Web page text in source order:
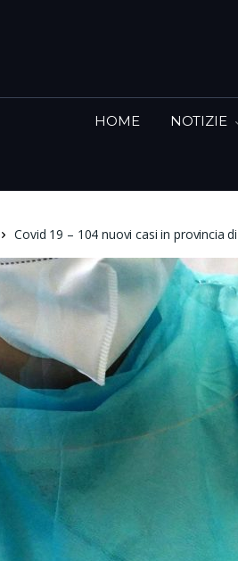
HOME NOTIZIE
Covid 19 – 104 nuovi casi in provincia